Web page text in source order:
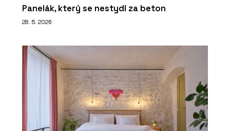
Panelák, který se nestydí za beton
28. 5. 2026